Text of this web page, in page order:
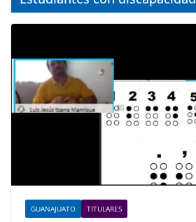
GUANAJUATO TITULARES